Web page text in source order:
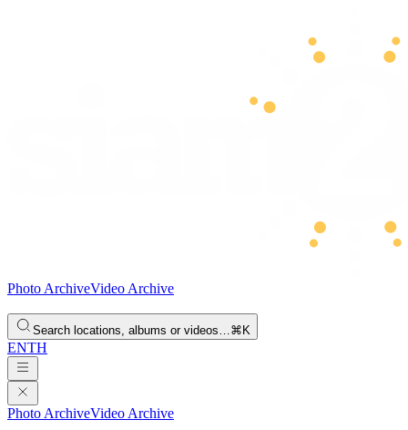
Photo ArchiveVideo Archive
Search locations, albums or videos…⌘K
ENTH
Photo ArchiveVideo Archive